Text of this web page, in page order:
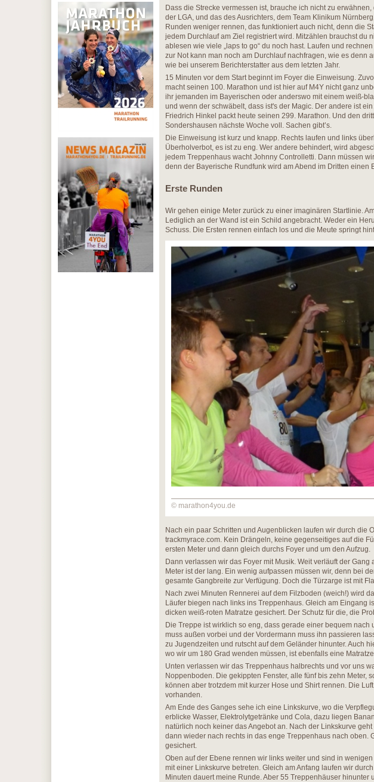
Dass die Strecke vermessen ist, brauche ich nicht zu
der LGA, und das des Ausrichters, dem Team Klinikum
Runden weniger rennen, das funktioniert auch nicht, denn die
jedem Durchlauf am Ziel registriert wird. Mitzählen brauchst du
ablesen wie viele „laps to go“ du noch hast. Laufen und
zur Not kann man noch am Durchlauf nachfragen, wie es denn
wie bei unserem Berichterstatter aus dem letzten Jahr.
15 Minuten vor dem Start beginnt im Foyer die Einweisung.
macht seinen 100. Marathon und ist hier auf M4Y nicht ganz
ihr jemanden im Bayerischen oder anderswo mit einem weiß-
und wenn der schwäbelt, dass ist's der Magic. Der andere ist
Friedrich Hinkel packt heute seinen 299. Marathon. Und den
Sondershausen nächste Woche voll. Sachen gibt’s.
Die Einweisung ist kurz und knapp. Rechts laufen und links
Überholverbot, es ist zu eng. Wer andere behindert, wird
jedem Treppenhaus wacht Johnny Controlletti. Dann müssen
denn der Bayerische Rundfunk wird am Abend im Dritten einen
Erste Runden
Wir gehen einige Meter zurück zu einer imaginären Startlinie.
Lediglich an der Wand ist ein Schild angebracht. Weder ein
Schuss. Die Ersten rennen einfach los und die Meute springt
© marathon4you.de
Nach ein paar Schritten und Augenblicken laufen wir durch die
trackmyrace.com. Kein Drängeln, keine gegenseitiges auf die
ersten Meter und dann gleich durchs Foyer und um den Aufzug.
Dann verlassen wir das Foyer mit Musik. Weit verläuft der
Meter ist der lang. Ein wenig aufpassen müssen wir, denn bei
gesamte Gangbreite zur Verfügung. Doch die Türzarge ist mit
Nach zwei Minuten Rennerei auf dem Filzboden (weich!) wird
Läufer biegen nach links ins Treppenhaus. Gleich am Eingang
dicken weiß-roten Matratze gesichert. Der Schutz für die, die
Die Treppe ist wirklich so eng, dass gerade einer bequem nach
muss außen vorbei und der Vordermann muss ihn passieren
zu Jugendzeiten und rutscht auf dem Geländer hinunter. Auch
wo wir um 180 Grad wenden müssen, ist ebenfalls eine
Unten verlassen wir das Treppenhaus halbrechts und vor uns
Noppenboden. Die gekippten Fenster, alle fünf bis zehn Meter,
können aber trotzdem mit kurzer Hose und Shirt rennen. Die
vorhanden.
Am Ende des Ganges sehe ich eine Linkskurve, wo die
erblicke Wasser, Elektrolytgetränke und Cola, dazu liegen
natürlich noch keiner das Angebot an. Nach der Linkskurve
dann wieder nach rechts in das enge Treppenhaus nach oben.
gesichert.
Oben auf der Ebene rennen wir links weiter und sind in
mit einer Linkskurve betreten. Gleich am Anfang laufen wir
Minuten dauert meine Runde. Aber 55 Treppenhäuser hinunter